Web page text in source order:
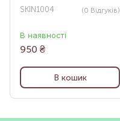
CENTELLA LIGHT
CLEANSING OIL, 200 МЛ
SKIN1004 (0 Відгуків)
В наявності
950 ₴
В кошик